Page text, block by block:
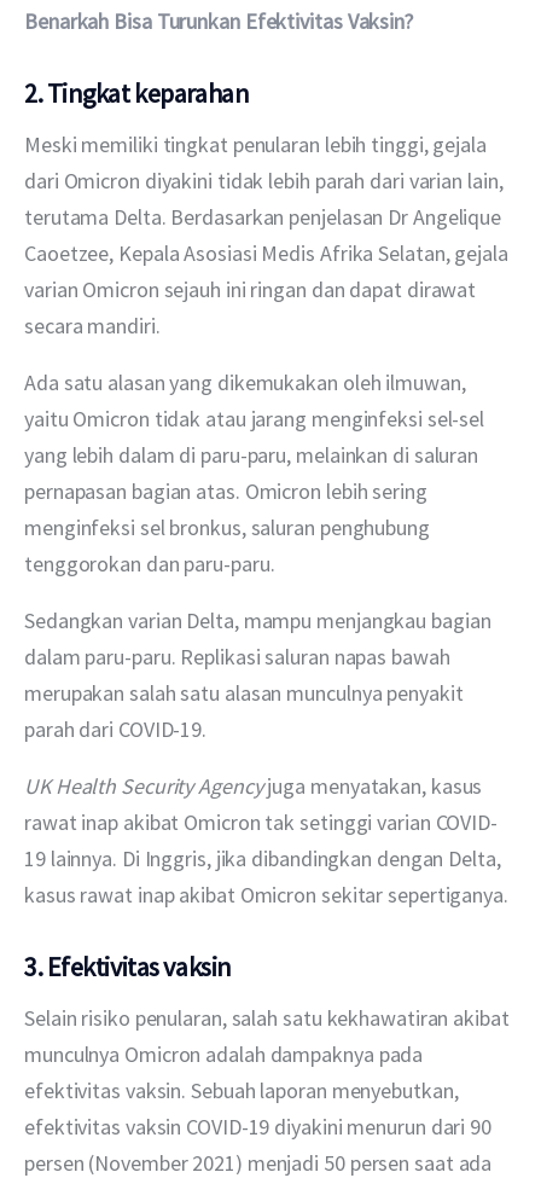
Benarkah Bisa Turunkan Efektivitas Vaksin?
2. Tingkat keparahan
Meski memiliki tingkat penularan lebih tinggi, gejala
dari Omicron diyakini tidak lebih parah dari varian lain,
terutama Delta. Berdasarkan penjelasan Dr Angelique
Caoetzee, Kepala Asosiasi Medis Afrika Selatan, gejala
varian Omicron sejauh ini ringan dan dapat dirawat
secara mandiri.
Ada satu alasan yang dikemukakan oleh ilmuwan,
yaitu Omicron tidak atau jarang menginfeksi sel-sel
yang lebih dalam di paru-paru, melainkan di saluran
pernapasan bagian atas. Omicron lebih sering
menginfeksi sel bronkus, saluran penghubung
tenggorokan dan paru-paru.
Sedangkan varian Delta, mampu menjangkau bagian
dalam paru-paru. Replikasi saluran napas bawah
merupakan salah satu alasan munculnya penyakit
parah dari COVID-19.
UK Health Security Agency juga menyatakan, kasus
rawat inap akibat Omicron tak setinggi varian COVID-
19 lainnya. Di Inggris, jika dibandingkan dengan Delta,
kasus rawat inap akibat Omicron sekitar sepertiganya.
3. Efektivitas vaksin
Selain risiko penularan, salah satu kekhawatiran akibat
munculnya Omicron adalah dampaknya pada
efektivitas vaksin. Sebuah laporan menyebutkan,
efektivitas vaksin COVID-19 diyakini menurun dari 90
persen (November 2021) menjadi 50 persen saat ada